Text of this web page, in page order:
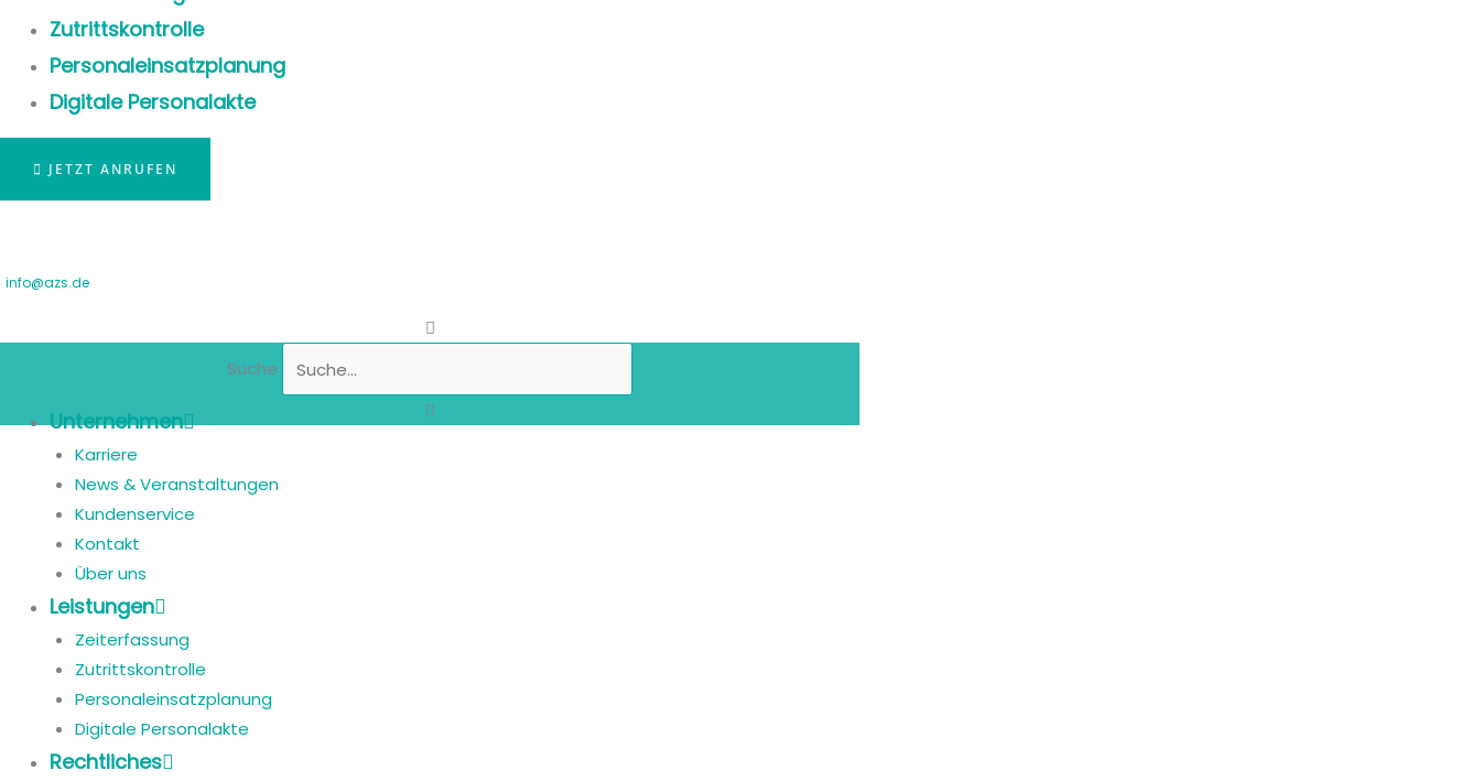
Zutrittskontrolle
Personaleinsatzplanung
Digitale Personalakte
JETZT ANRUFEN
info@azs.de
Suche
Unternehmen
Karriere
News & Veranstaltungen
Kundenservice
Kontakt
Über uns
Leistungen
Zeiterfassung
Zutrittskontrolle
Personaleinsatzplanung
Digitale Personalakte
Rechtliches